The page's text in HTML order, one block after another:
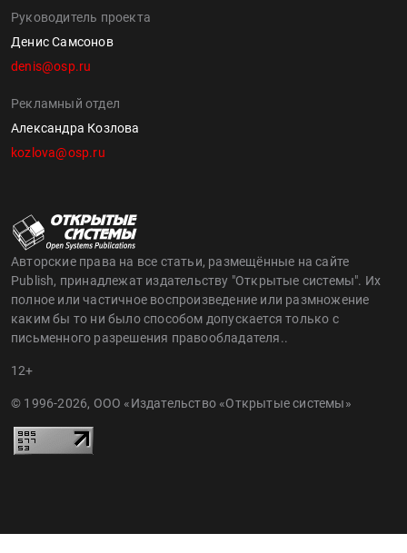
Руководитель проекта
Денис Самсонов
denis@osp.ru
Рекламный отдел
Александра Козлова
kozlova@osp.ru
Авторские права на все статьи, размещённые на сайте
Publish, принадлежат издательству "Открытые системы". Их
полное или частичное воспроизведение или размножение
каким бы то ни было способом допускается только с
письменного разрешения правообладателя..
12+
© 1996-2026, ООО «Издательство «Открытые системы»